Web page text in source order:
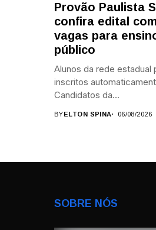
Provão Paulista
confira edital
vagas para
público
Alunos da rede estadual
inscritos
Candidatos da...
BYELTON SPINA 06/08/2026
SOBRE NÓS